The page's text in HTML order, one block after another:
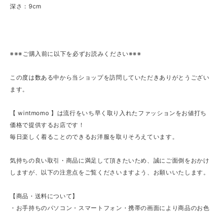
深さ：9cm
※※※ご購入前に以下を必ずお読みください※※※
この度は数ある中から当ショップを訪問していただきありがとうござい
ます。
【 wintmomo 】は流行をいち早く取り入れたファッションをお値打ち
価格で提供するお店です！
毎日楽しく着ることのできるお洋服を取りそろえています。
気持ちの良い取引・商品に満足して頂きたいため、誠にご面倒をおかけ
しますが、以下の注意点をご覧くださいますよう、お願いいたします。
【商品・送料について】
・お手持ちのパソコン・スマートフォン・携帯の画面により商品のお色